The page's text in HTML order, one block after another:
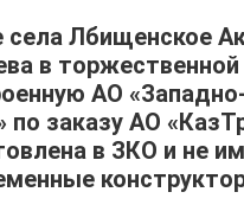
села Лбищенское
в
АО
заказу АО
в ЗКО и не